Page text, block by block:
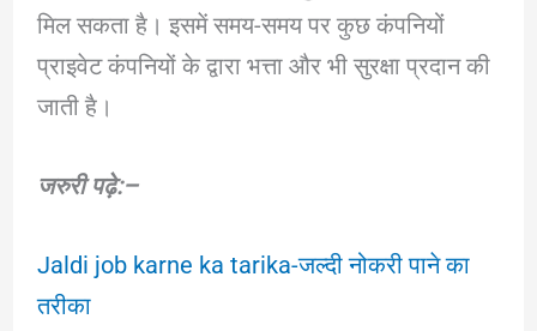
मिल सकता है। इसमें समय-समय पर कुछ कंपनियों
प्राइवेट कंपनियों के द्वारा भत्ता और भी सुरक्षा प्रदान की
जाती है।
जरुरी पढ़े:–
Jaldi job karne ka tarika-जल्दी नोकरी पाने का
तरीका